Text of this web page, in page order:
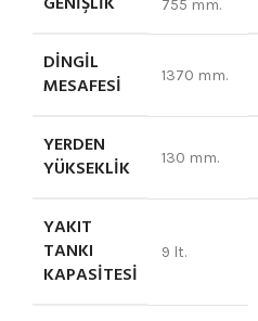
755 mm.
DINGIL
MESAFESI
1370 mm.
YERDEN
YÜKSEKLIK
130 mm.
YAKIT
TANKI
KAPASITESI
9 lt.